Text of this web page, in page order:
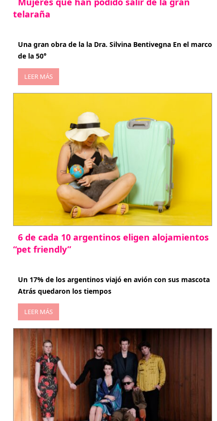
telaraña
Una gran obra de la la Dra. Silvina Bentivegna En el marco
de la 50°
LEER MÁS
6 de cada 10 argentinos eligen alojamientos
“pet friendly”
Un 17% de los argentinos viajó en avión con sus mascota
Atrás quedaron los tiempos
LEER MÁS